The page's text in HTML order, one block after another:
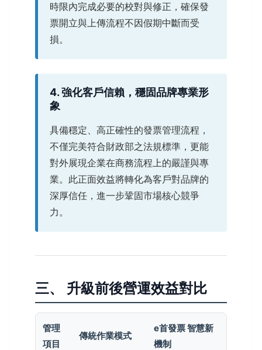
時限內完成必要的校對與修正，確保發
票開立與上傳流程不因假期中斷而受
損。
4. 強化客戶信賴，穩固品牌專業形
象
具備穩定、高正確性的發票管理流程，
不僅完美符合財政部之法規標準，更能
對外展現企業在商務流程上的嚴謹與專
業。此正面效益將轉化為客戶對品牌的
深厚信任，進一步鞏固市場核心競爭
力。
三、 升級前後營運效益對比
管理
項目
傳統作業模式
e首發票 智慧新
機制